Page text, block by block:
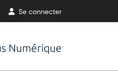
Se connecter
Numérique